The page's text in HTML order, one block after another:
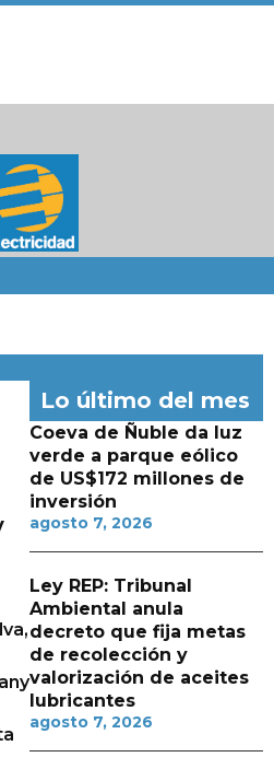
Lo último del mes
Coeva de Ñuble da luz
verde a parque eólico
de US$172 millones de
inversión
agosto 7, 2026
Ley REP: Tribunal
Ambiental anula
decreto que fija metas
de recolección y
valorización de aceites
lubricantes
agosto 7, 2026